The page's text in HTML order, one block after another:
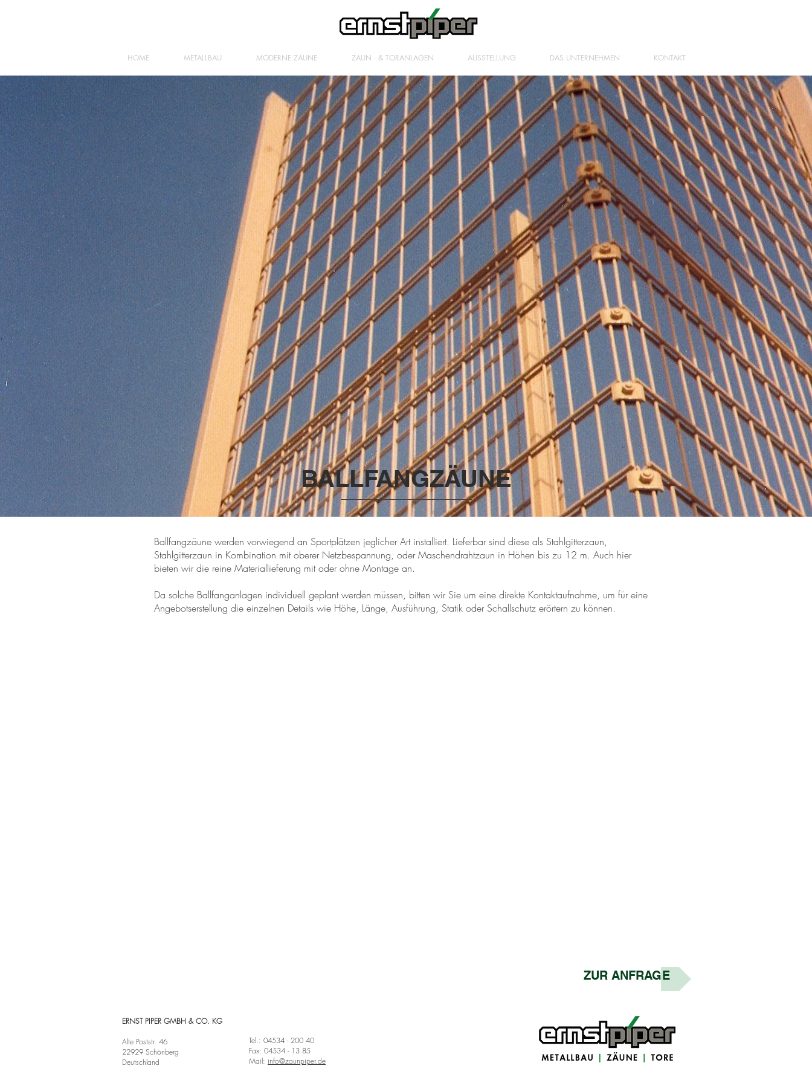
HOME METALLBAU MODERNE ZÄUNE ZAUN - & TORANLAGEN AUSSTELLUNG DAS UNTERNEHMEN KONTAKT
BALLFANGZÄUNE
Ballfangzäune werden vorwiegend an Sportplätzen jeglicher Art installiert. Lieferbar sind diese als Stahlgitterzaun,
Stahlgitterzaun in Kombination mit oberer Netzbespannung, oder Maschendrahtzaun in Höhen bis zu 12 m. Auch hier
bieten wir die reine Materiallieferung mit oder ohne Montage an.
Da solche Ballfanganlagen individuell geplant werden müssen, bitten wir Sie um eine direkte Kontaktaufnahme, um für eine
Angebotserstellung die einzelnen Details wie Höhe, Länge, Ausführung, Statik oder Schallschutz erörtern zu können.
ZUR ANFRAGE
ERNST PIPER GMBH & CO. KG
Alte Poststr. 46
22929 Schönberg
Deutschland
Tel.: 04534 - 200 40
Fax: 04534 - 13 85
Mail: info@zaunpiper.de